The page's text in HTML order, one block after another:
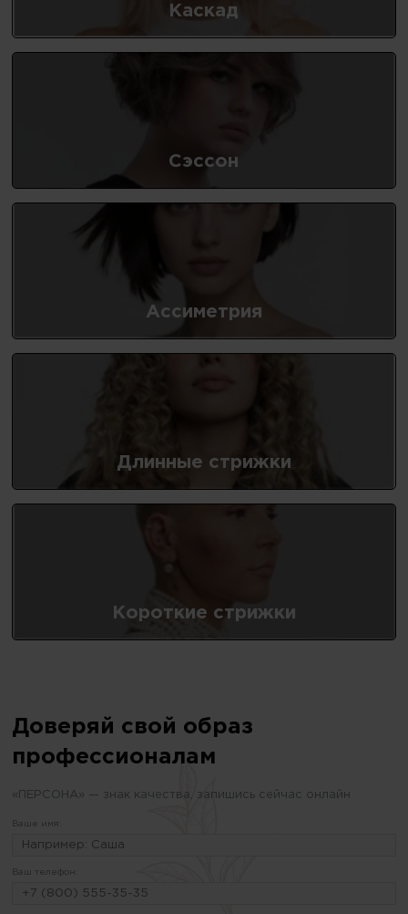
Каскад
Сэссон
Ассиметрия
Длинные стрижки
Короткие стрижки
Доверяй свой образ
профессионалам
«ПЕРСОНА» — знак качества, запишись сейчас онлайн
Ваше имя:
Ваш телефон: